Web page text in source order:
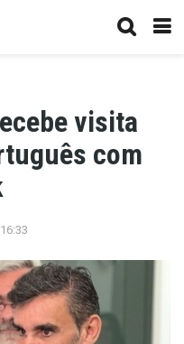
visita
com